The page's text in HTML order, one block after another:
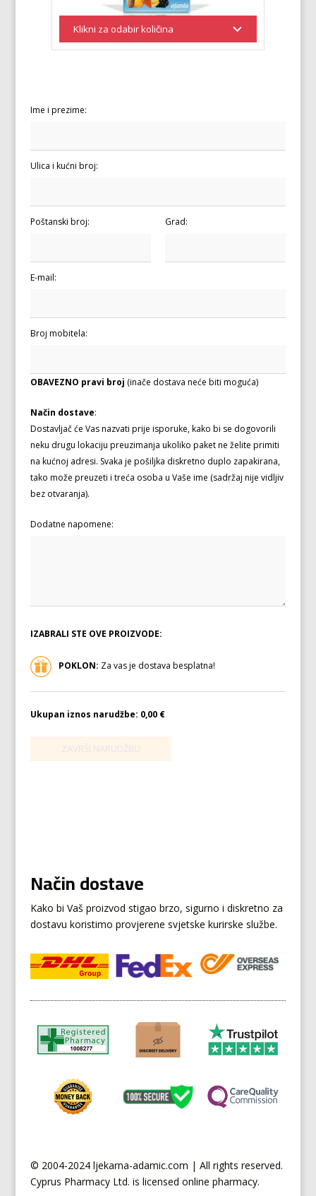
Ime i prezime:
Ulica i kućni broj:
Poštanski broj: Grad:
E-mail:
Broj mobitela:
OBAVEZNO pravi broj (inače dostava neće biti moguća)
Način dostave:
Dostavljač će Vas nazvati prije isporuke, kako bi se dogovorili
neku drugu lokaciju preuzimanja ukoliko paket ne želite primiti
na kućnoj adresi. Svaka je pošiljka diskretno duplo zapakirana,
tako može preuzeti i treća osoba u Vaše ime (sadržaj nije vidljiv
bez otvaranja).
Dodatne napomene:
IZABRALI STE OVE PROIZVODE:
POKLON: Za vas je dostava besplatna!
Ukupan iznos narudžbe: 0,00 €
Način dostave
Kako bi Vaš proizvod stigao brzo, sigurno i diskretno za
dostavu koristimo provjerene svjetske kurirske službe.
© 2004-2024 ljekarna-adamic.com | All rights reserved.
Cyprus Pharmacy Ltd. is licensed online pharmacy.